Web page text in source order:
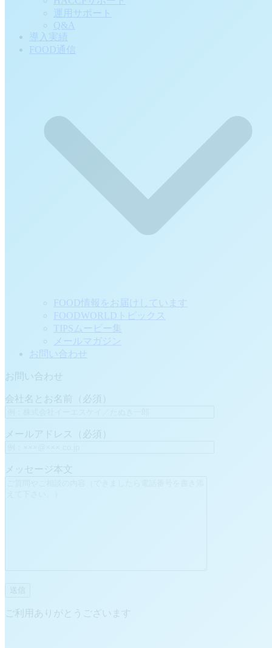
運用サポート
Q&A
導入実績
FOOD通信
FOOD情報をお届けしています
FOODWORLDトピックス
TIPSムービー集
メールマガジン
お問い合わせ
お問い合わせ
会社名とお名前（必須）
メールアドレス（必須）
メッセージ本文
ご利用ありがとうございます